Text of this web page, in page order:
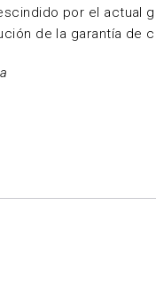
por el actual
de la garantía de